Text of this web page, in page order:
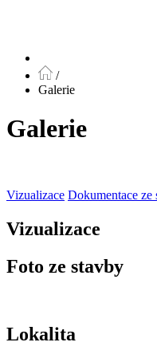
/
Galerie
Galerie
Vizualizace Dokumentace ze
Vizualizace
Foto ze stavby
Lokalita